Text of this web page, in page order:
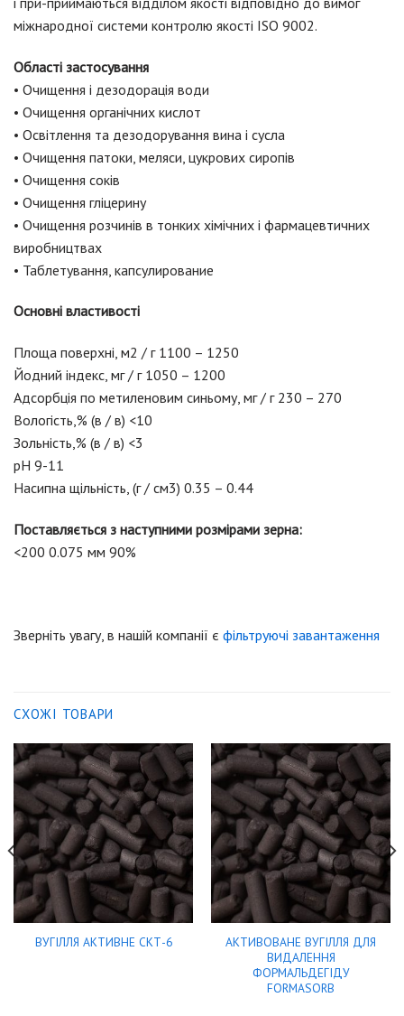
міжнародної системи контролю якості ISO 9002.
Області застосування
• Очищення і дезодорація води
• Очищення органічних кислот
• Освітлення та дезодорування вина і сусла
• Очищення патоки, меляси, цукрових сиропів
• Очищення соків
• Очищення гліцерину
• Очищення розчинів в тонких хімічних і фармацевтичних
виробництвах
• Таблетування, капсулирование
Основні властивості
Площа поверхні, м2 / г 1100 – 1250
Йодний індекс, мг / г 1050 – 1200
Адсорбція по метиленовим синьому, мг / г 230 – 270
Вологість,% (в / в) <10
Зольність,% (в / в) <3
pH 9-11
Насипна щільність, (г / см3) 0.35 – 0.44
Поставляється з наступними розмірами зерна:
<200 0.075 мм 90%
Зверніть увагу, в нашій компанії є фільтруючі завантаження
СХОЖІ ТОВАРИ
ВУГІЛЛЯ АКТИВНЕ СКТ-6
АКТИВОВАНЕ ВУГІЛЛЯ ДЛЯ
ВИДАЛЕННЯ
ФОРМАЛЬДЕГІДУ
FORMASORB